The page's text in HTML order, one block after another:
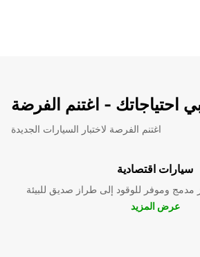
احتياجاتك - اغتنم الفرضة
اغتنم الفرصة لاختبار السيارات الجديدة
سيارات اقتصادية
مدمج وموفر للوقود إلى طراز صديق للبيئة
عرض المزيد